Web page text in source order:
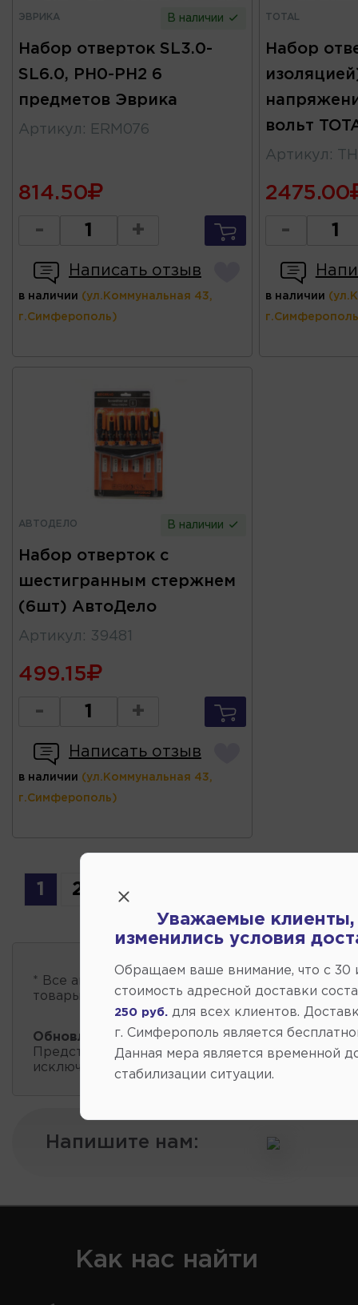
ЭВРИКА В наличии
Набор отверток SL3.0-
SL6.0, PH0-PH2 6
предметов Эврика
Артикул : ERM076
814.50
- +
Написать отзыв
в наличии (ул.Коммунальная 43,
г.Симферополь)
TOTAL
Набор
вольт
Артикул :
2475.00
-
в наличии
АВТОДЕЛО В наличии
Набор отверток с
шестигранным стержнем
(6шт) АвтоДело
Артикул : 39481
499.15
- +
Написать отзыв
в наличии (ул.Коммунальная 43,
г.Симферополь)
1 2 3
* Все автозапчасти
товары проходит несколько раз в сутки.
Обновление остатков и цен: 07:40 2026-08-06
Представленные данные о запчастях на этой
исключительно информационный характер.
Напишите нам:
Как нас найти
Уважаемые клиенты,
изменились условия
Обращаем ваше внимание, что c 30
стоимость адресной доставки
250 руб. для всех клиентов.
г. Симферополь является
Данная мера является временной
стабилизации ситуации.